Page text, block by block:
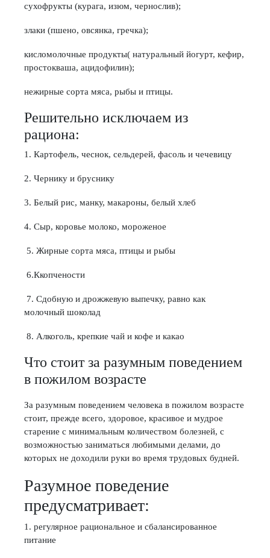
сухофрукты (курага, изюм, чернослив);
злаки (пшено, овсянка, гречка);
кисломолочные продукты( натуральный йогурт, кефир,
простокваша, ацидофилин);
нежирные сорта мяса, рыбы и птицы.
Решительно исключаем из
рациона:
1. Картофель, чеснок, сельдерей, фасоль и чечевицу
2. Чернику и бруснику
3. Белый рис, манку, макароны, белый хлеб
4. Сыр, коровье молоко, мороженое
5. Жирные сорта мяса, птицы и рыбы
6.Ккопчености
7. Сдобную и дрожжевую выпечку, равно как
молочный шоколад
8. Алкоголь, крепкие чай и кофе и какао
Что стоит за разумным поведением
в пожилом возрасте
За разумным поведением человека в пожилом возрасте
стоит, прежде всего, здоровое, красивое и мудрое
старение с минимальным количеством болезней, с
возможностью заниматься любимыми делами, до
которых не доходили руки во время трудовых будней.
Разумное поведение
предусматривает:
1. регулярное рациональное и сбалансированное
питание